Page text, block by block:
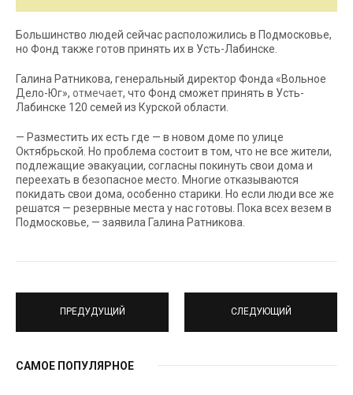
Большинство людей сейчас расположились в Подмосковье,
но Фонд также готов принять их в Усть-Лабинске.
Галина Ратникова, генеральный директор Фонда «Вольное
Дело-Юг», отмечает, что Фонд сможет принять в Усть-
Лабинске 120 семей из Курской области.
— Разместить их есть где — в новом доме по улице
Октябрьской. Но проблема состоит в том, что не все жители,
подлежащие эвакуации, согласны покинуть свои дома и
переехать в безопасное место. Многие отказываются
покидать свои дома, особенно старики. Но если люди все же
решатся — резервные места у нас готовы. Пока всех везем в
Подмосковье, — заявила Галина Ратникова.
ПРЕДУДУЩИЙ СЛЕДУЮЩИЙ
САМОЕ ПОПУЛЯРНОЕ